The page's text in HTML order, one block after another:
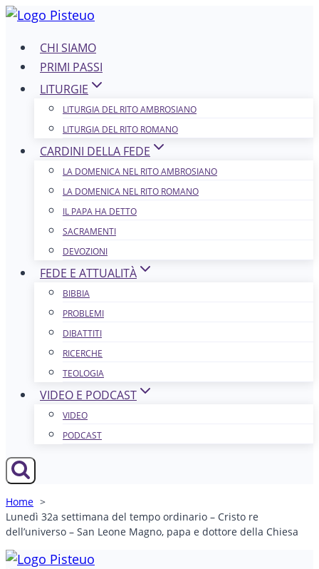
Salta
contenutoCHI SIAMO
PRIMI PASSI
LITURGIE
LITURGIA DEL RITO AMBROSIANO
LITURGIA DEL RITO ROMANO
CARDINI DELLA FEDE
LA DOMENICA NEL R​​​​​​ITO AMBROSIANO
LA DOMENICA NEL RITO ROMANO
IL PAPA HA DETTO
SACRAMENTI
DEVOZIONI
FEDE E ATTUALITÀ
BIBBIA
PROBLEMI
DIBATTITI
RICERCHE
TEOLOGIA
VIDEO E PODCAST
VIDEO
PODCAST
Home
Lunedì 32a settimana del tempo ordinario – Cristo re
dell’universo – San Leone Magno, papa e dottore della Chiesa